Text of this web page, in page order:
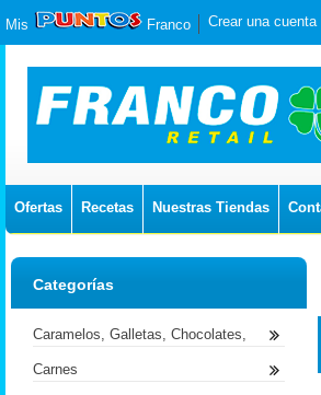
Mis Franco Crear una cuenta
Ofertas Recetas Nuestras Tiendas
Categorías
Caramelos, Galletas, Chocolates,
Carnes